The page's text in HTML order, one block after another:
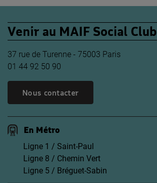
Venir au MAIF Social Club
37 rue de Turenne - 75003 Paris
01 44 92 50 90
Nous contacter
En Métro
Ligne 1 / Saint-Paul
Ligne 8 / Chemin Vert
Ligne 5 / Bréguet-Sabin